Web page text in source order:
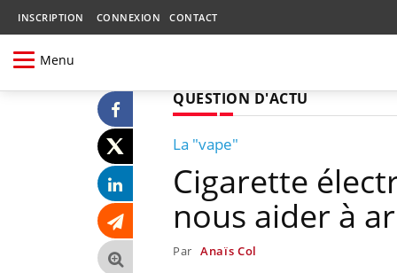
INSCRIPTION CONNEXION CONTACT
Menu
QUESTION D'ACTU
La "vape"
Cigarette
nous aider à
Par Anaïs Col